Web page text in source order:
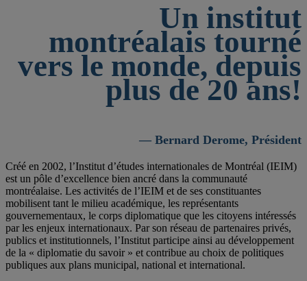
Un institut
montréalais tourné
vers le monde, depuis
plus de 20 ans!
— Bernard Derome, Président
Créé en 2002, l’Institut d’études internationales de Montréal (IEIM)
est un pôle d’excellence bien ancré dans la communauté
montréalaise. Les activités de l’IEIM et de ses constituantes
mobilisent tant le milieu académique, les représentants
gouvernementaux, le corps diplomatique que les citoyens intéressés
par les enjeux internationaux. Par son réseau de partenaires privés,
publics et institutionnels, l’Institut participe ainsi au développement
de la « diplomatie du savoir » et contribue au choix de politiques
publiques aux plans municipal, national et international.